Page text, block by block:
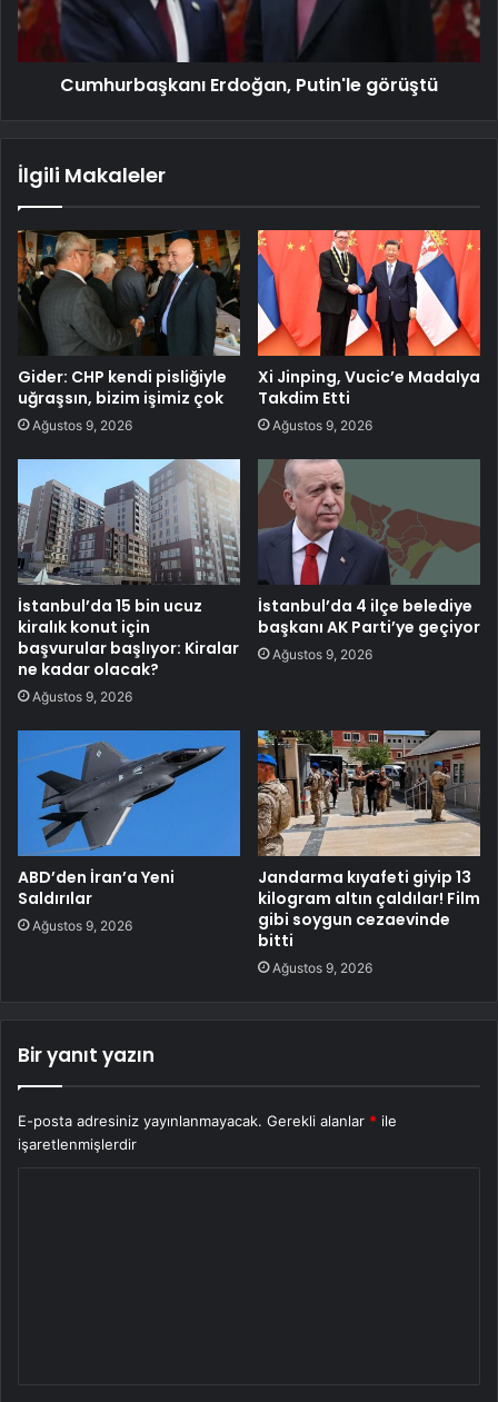
Cumhurbaşkanı Erdoğan, Putin'le görüştü
İlgili Makaleler
Gider: CHP kendi pisliğiyle
uğraşsın, bizim işimiz çok
Ağustos 9, 2026
Xi Jinping, Vucic’e Madalya
Takdim Etti
Ağustos 9, 2026
İstanbul’da 15 bin ucuz
kiralık konut için
başvurular başlıyor: Kiralar
ne kadar olacak?
Ağustos 9, 2026
İstanbul’da 4 ilçe belediye
başkanı AK Parti’ye geçiyor
Ağustos 9, 2026
ABD’den İran’a Yeni
Saldırılar
Ağustos 9, 2026
Jandarma kıyafeti giyip 13
kilogram altın çaldılar! Film
gibi soygun cezaevinde
bitti
Ağustos 9, 2026
Bir yanıt yazın
E-posta adresiniz yayınlanmayacak. Gerekli alanlar * ile
işaretlenmişlerdir